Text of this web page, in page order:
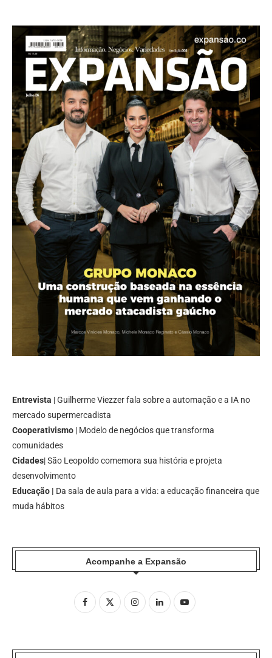
Entrevista | Guilherme Viezzer fala sobre a automação e a IA no
mercado supermercadista
Cooperativismo | Modelo de negócios que transforma
comunidades
Cidades| São Leopoldo comemora sua história e projeta
desenvolvimento
Educação | Da sala de aula para a vida: a educação financeira que
muda hábitos
Acompanhe a Expansão